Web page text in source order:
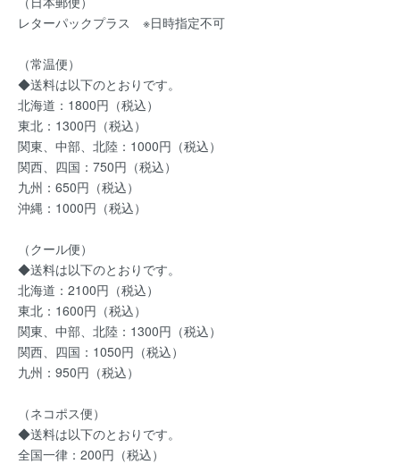
レターパックプラス ※日時指定不可
（常温便）
◆送料は以下のとおりです。
北海道：1800円（税込）
東北：1300円（税込）
関東、中部、北陸：1000円（税込）
関西、四国：750円（税込）
九州：650円（税込）
沖縄：1000円（税込）
（クール便）
◆送料は以下のとおりです。
北海道：2100円（税込）
東北：1600円（税込）
関東、中部、北陸：1300円（税込）
関西、四国：1050円（税込）
九州：950円（税込）
（ネコポス便）
◆送料は以下のとおりです。
全国一律：200円（税込）